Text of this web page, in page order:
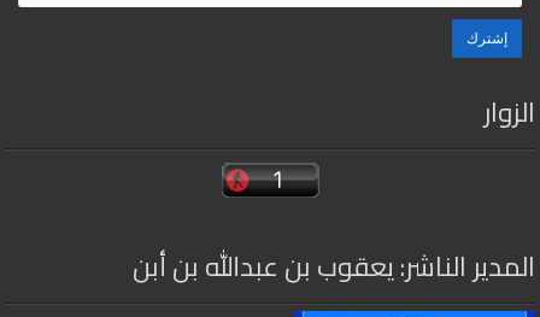
الزوار
المدير الناشر: يعقوب بن عبدالله بن أبن